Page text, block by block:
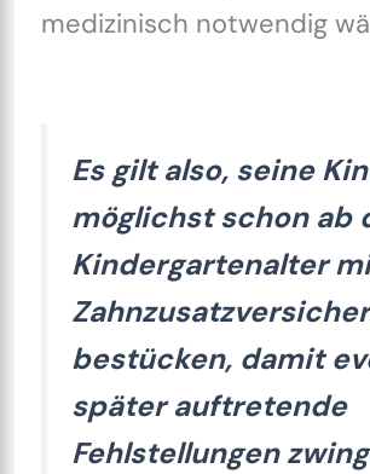
medizinisch notwendig
Es gilt also, seine
möglichst schon ab
Kindergartenalter
bestücken, damit
später auftretende
Fehlstellungen